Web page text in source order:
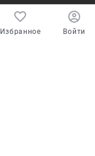
Избранное Войти